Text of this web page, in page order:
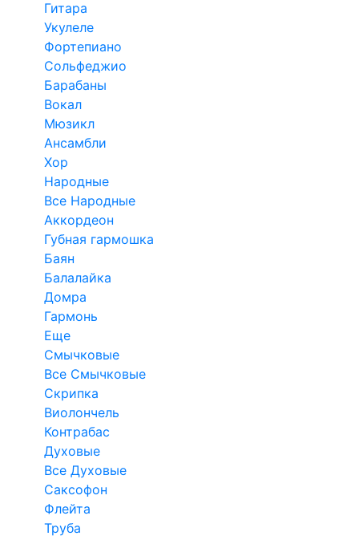
Гитара
Укулеле
Фортепиано
Сольфеджио
Барабаны
Вокал
Мюзикл
Ансамбли
Хор
Народные
Все Народные
Аккордеон
Губная гармошка
Баян
Балалайка
Домра
Гармонь
Еще
Смычковые
Все Смычковые
Скрипка
Виолончель
Контрабас
Духовые
Все Духовые
Саксофон
Флейта
Труба